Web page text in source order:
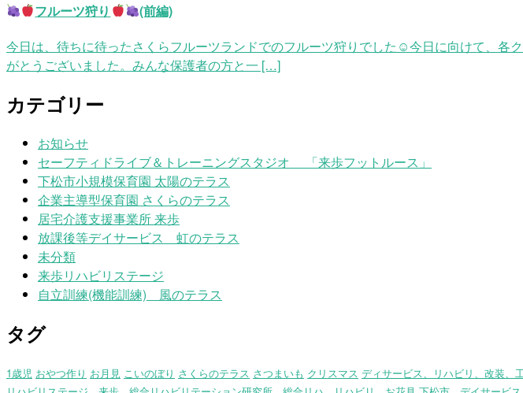
フルーツ狩り
(前編)
今日は、待ちに待ったさくらフルーツランドでのフルーツ狩りでした☺今日に向けて、各
がとうございました。みんな保護者の方と一 […]
カテゴリー
お知らせ
セーフティドライブ＆トレーニングスタジオ 「来歩フットルース」
下松市小規模保育園 太陽のテラス
企業主導型保育園 さくらのテラス
居宅介護支援事業所 来歩
放課後等デイサービス 虹のテラス
未分類
来歩リハビリステージ
自立訓練(機能訓練) 風のテラス
タグ
1歳児 おやつ作り お月見 こいのぼり さくらのテラス さつまいも クリスマス ディサービス、リハビリ、改装、